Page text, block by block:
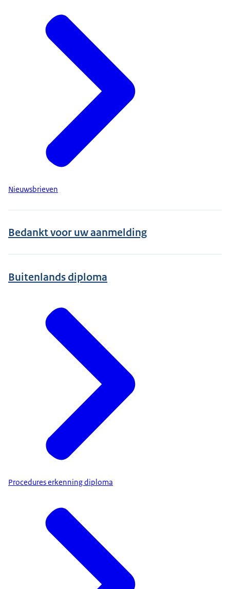
Nieuwsbrieven
Bedankt voor uw aanmelding
Buitenlands diploma
Procedures erkenning diploma